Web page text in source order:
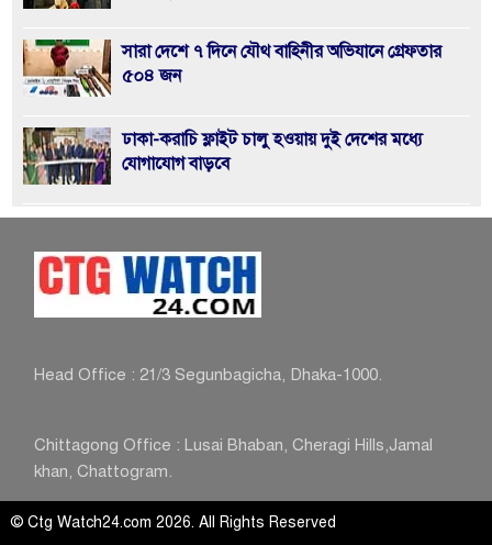
সারা দেশে ৭ দিনে যৌথ বাহিনীর অভিযানে গ্রেফতার
৫০৪ জন
ঢাকা-করাচি ফ্লাইট চালু হওয়ায় দুই দেশের মধ্যে
যোগাযোগ বাড়বে
ইতিহাসের মাইলফলক
খুলশীতে জামায়াত প্রার্থী হেলালীর গণসংযোগে হামলা,
Head Office : 21/3 Segunbagicha, Dhaka-1000.
Chittagong Office : Lusai Bhaban, Cheragi Hills,Jamal
khan, Chattogram.
© Ctg Watch24.com 2026. All Rights Reserved